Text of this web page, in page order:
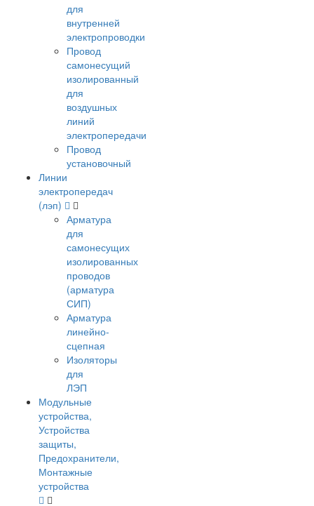
для
внутренней
электропроводки
Провод
самонесущий
изолированный
для
воздушных
линий
электропередачи
Провод
установочный
Линии
электропередач
(лэп)
Арматура
для
самонесущих
изолированных
проводов
(арматура
СИП)
Арматура
линейно-
сцепная
Изоляторы
для
ЛЭП
Модульные
устройства,
Устройства
защиты,
Предохранители,
Монтажные
устройства